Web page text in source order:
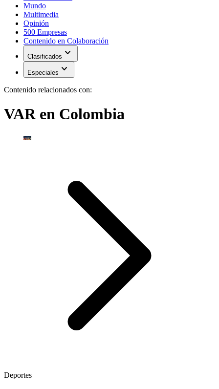
Mundo
Multimedia
Opinión
500 Empresas
Contenido en Colaboración
Clasificados expand_more
Especiales expand_more
Contenido relacionados con:
VAR en Colombia
Deportes